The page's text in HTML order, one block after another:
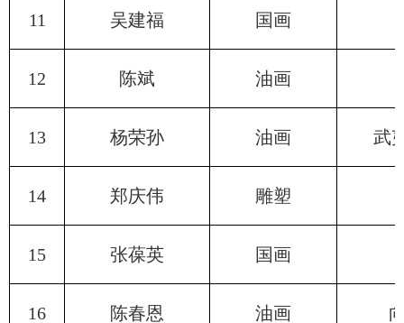
11 吴建福 国画
12 陈斌 油画
13 杨荣孙 油画 武
14 郑庆伟 雕塑
15 张葆英 国画
16 陈春恩 油画